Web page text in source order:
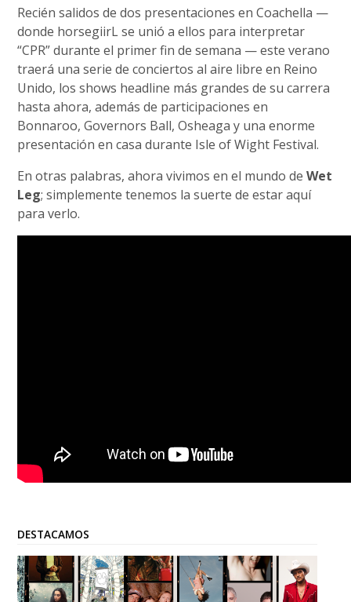
Recién salidos de dos presentaciones en Coachella —
donde horsegiirL se unió a ellos para interpretar
“CPR” durante el primer fin de semana — este verano
traerá una serie de conciertos al aire libre en Reino
Unido, los shows headline más grandes de su carrera
hasta ahora, además de participaciones en
Bonnaroo, Governors Ball, Osheaga y una enorme
presentación en casa durante Isle of Wight Festival.
En otras palabras, ahora vivimos en el mundo deWet
Leg; simplemente tenemos la suerte de estar aquí
para verlo.
DESTACAMOS